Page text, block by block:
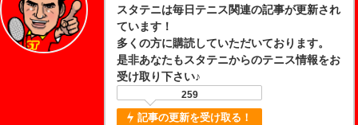
スタテニは毎日テニス関連の記事が更新され
ています！
多くの方に購読していただいております。
是非あなたもスタテニからのテニス情報をお
受け取り下さい♪
259
記事の更新を受け取る！